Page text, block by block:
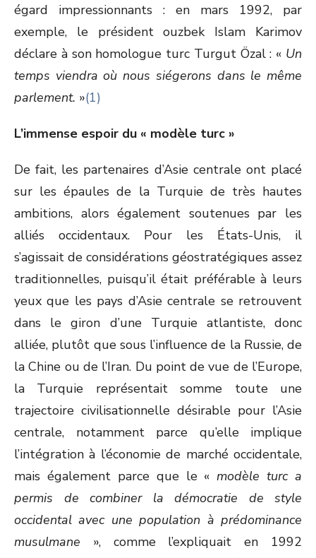
égard impressionnants : en mars 1992, par
exemple, le président ouzbek Islam Karimov
déclare à son homologue turc Turgut Özal : « Un
temps viendra où nous siégerons dans le même
parlement. »(1)
L’immense espoir du « modèle turc »
De fait, les partenaires d’Asie centrale ont placé
sur les épaules de la Turquie de très hautes
ambitions, alors également soutenues par les
alliés occidentaux. Pour les États-Unis, il
s’agissait de considérations géostratégiques assez
traditionnelles, puisqu’il était préférable à leurs
yeux que les pays d’Asie centrale se retrouvent
dans le giron d’une Turquie atlantiste, donc
alliée, plutôt que sous l’influence de la Russie, de
la Chine ou de l’Iran. Du point de vue de l’Europe,
la Turquie représentait somme toute une
trajectoire civilisationnelle désirable pour l’Asie
centrale, notamment parce qu’elle implique
l’intégration à l’économie de marché occidentale,
mais également parce que le «modèle turc a
permis de combiner la démocratie de style
occidental avec une population à prédominance
musulmane », comme l’expliquait en 1992